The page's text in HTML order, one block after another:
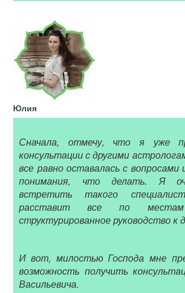
Юлия
Сначала, отмечу, что я уже
консультации с другими
все равно оставалась с вопросами
понимания, что делать. Я
встретить такого
расставит все по
структурированное руководство к
И вот, милостью Господа мне
возможность получить
Васильевича.